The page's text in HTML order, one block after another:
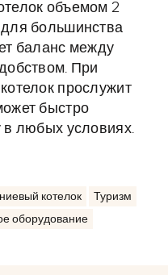
объемом 2
большинства
баланс между
При
прослужит
быстро
в любых условиях.
котелок
Туризм
оборудование